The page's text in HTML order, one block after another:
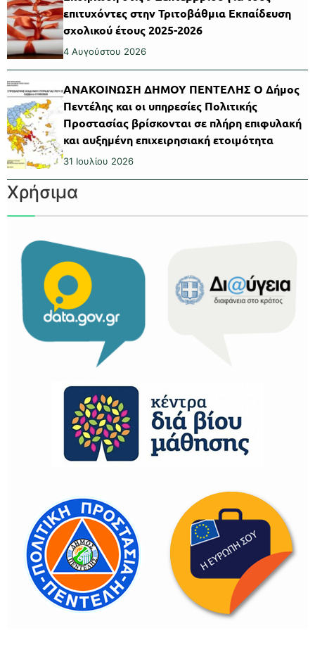
επιτυχόντες στην Τριτοβάθμια Εκπαίδευση
σχολικού έτους 2025-2026
4 Αυγούστου 2026
ΑΝΑΚΟΙΝΩΣΗ ΔΗΜΟΥ ΠΕΝΤΕΛΗΣ Ο Δήμος
Πεντέλης και οι υπηρεσίες Πολιτικής
Προστασίας βρίσκονται σε πλήρη επιφυλακή
και αυξημένη επιχειρησιακή ετοιμότητα
31 Ιουλίου 2026
Χρήσιμα